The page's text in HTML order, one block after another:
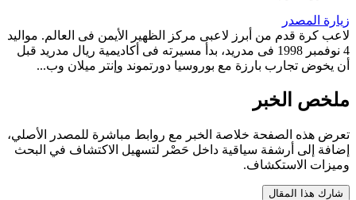
زيارة المصدر
لاعب كرة قدم من أبرز لاعبى مركز الظهير الأيمن فى العالم. مواليد
4 نوفمبر 1998 فى مدريد، بدأ مسيرته فى أكاديمية ريال مدريد قبل
أن يخوض تجارب بارزة مع بوروسيا دورتموند وإنتر ميلان وب...
ملخص الخبر
تعرض هذه الصفحة خلاصة الخبر مع روابط مباشرة للمصدر الأصلي،
إضافة إلى أرشفة سياقية داخل حَصْر لتسهيل الاكتشاف في البحث
وميزات الاستكشاف.
شارك هذا المقال